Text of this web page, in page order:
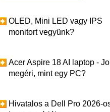
OLED, Mini LED vagy IPS
monitort vegyünk?
Acer Aspire 18 AI laptop -
megéri, mint egy PC?
Hivatalos a Dell Pro 2026-